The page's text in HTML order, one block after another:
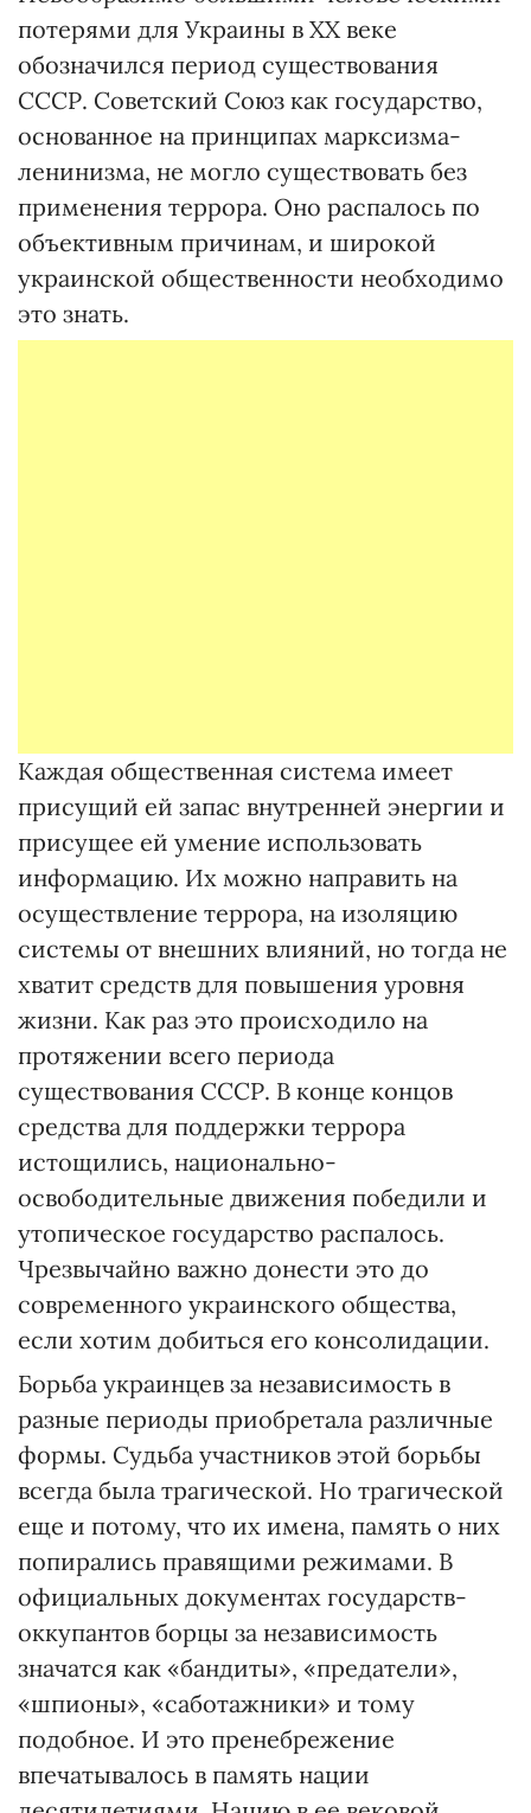
потерями для Украины в ХХ веке
обозначился период существования
СССР. Советский Союз как государство,
основанное на принципах марксизма-
ленинизма, не могло существовать без
применения террора. Оно распалось по
объективным причинам, и широкой
украинской общественности необходимо
это знать.
Каждая общественная система имеет
присущий ей запас внутренней энергии и
присущее ей умение использовать
информацию. Их можно направить на
осуществление террора, на изоляцию
системы от внешних влияний, но тогда не
хватит средств для повышения уровня
жизни. Как раз это происходило на
протяжении всего периода
существования СССР. В конце концов
средства для поддержки террора
истощились, национально-
освободительные движения победили и
утопическое государство распалось.
Чрезвы­чай­но важно донести это до
современного украинского общества,
если хотим добиться его консолидации.
Борьба украинцев за независимость в
разные периоды приобретала различные
формы. Судьба участников этой борьбы
всегда была трагической. Но трагической
еще и потому, что их имена, память о них
попирались правящими режимами. В
официальных документах государств-
оккупантов борцы за независимость
значатся как «бандиты», «предатели»,
«шпионы», «саботажники» и тому
подобное. И это пренебрежение
впечатывалось в память нации